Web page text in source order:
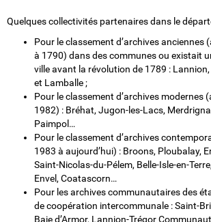
Quelques collectivités partenaires dans le
Pour le classement d’archives anciennes
à 1790) dans des communes ou existait
ville avant la révolution de 1789 :
et Lamballe ;
Pour le classement d’archives modernes
1982) : Bréhat, Jugon-les-Lacs,
Paimpol…
Pour le classement d’archives
1983 à aujourd’hui) : Broons, Ploubalay,
Saint-Nicolas-du-Pélem, Belle-Isle-en-
Envel, Coatascorn…
Pour les archives communautaires des
de coopération intercommunale : Saint-
Baie d’Armor, Lannion-Trégor